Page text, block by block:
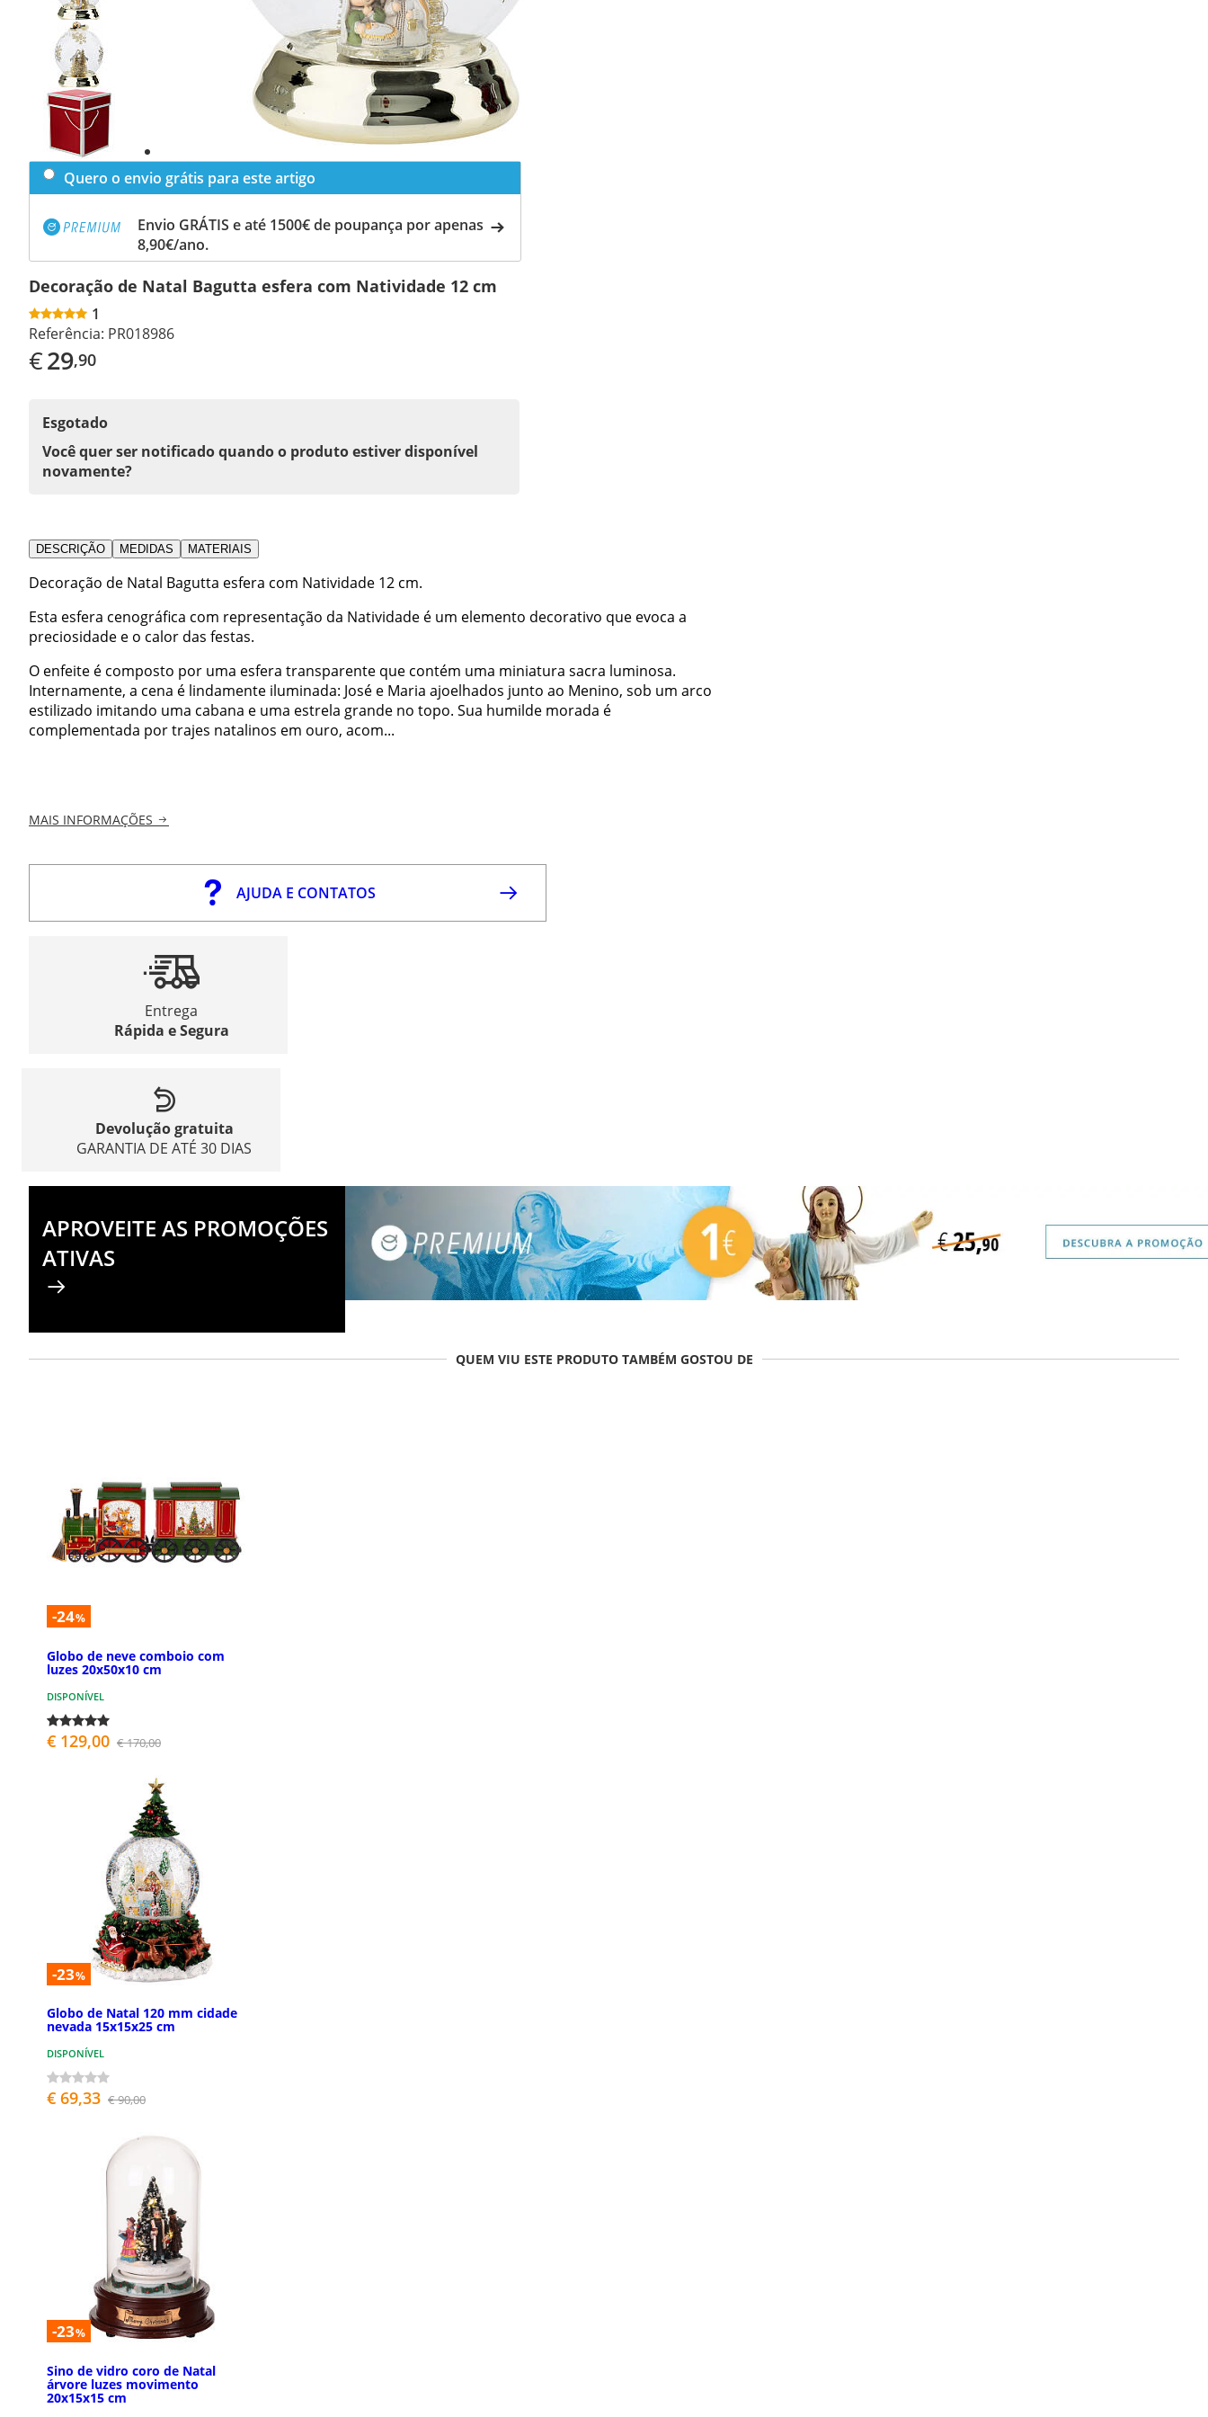
Previous
slide
Next
slide
Quero o envio grátis para este artigo
Envio GRÁTIS e até 1500€ de poupança por apenas
8,90€/ano.
Decoração de Natal Bagutta esfera com Natividade 12 cm
1
Referência: PR018986
€29,90
Esgotado
Você quer ser notificado quando o produto estiver disponível
novamente?
DESCRIÇÃO MEDIDAS MATERIAIS
Decoração de Natal Bagutta esfera com Natividade 12 cm.
Esta esfera cenográfica com representação da Natividade é um elemento decorativo que evoca a
preciosidade e o calor das festas.
O enfeite é composto por uma esfera transparente que contém uma miniatura sacra luminosa.
Internamente, a cena é lindamente iluminada: José e Maria ajoelhados junto ao Menino, sob um arco
estilizado imitando uma cabana e uma estrela grande no topo. Sua humilde morada é
complementada por trajes natalinos em ouro, acom...
MAIS INFORMAÇÕES
AJUDA E CONTATOS
Entrega
Rápida e Segura
Devolução gratuita
GARANTIA DE ATÉ 30 DIAS
APROVEITE AS PROMOÇÕES
ATIVAS
QUEM VIU ESTE PRODUTO TAMBÉM GOSTOU DE
-24%
Globo de neve comboio com
luzes 20x50x10 cm
DISPONÍVEL
€ 129,00 € 170,00
-23%
Globo de Natal 120 mm cidade
nevada 15x15x25 cm
DISPONÍVEL
€ 69,33 € 90,00
-23%
Sino de vidro coro de Natal
árvore luzes movimento
20x15x15 cm